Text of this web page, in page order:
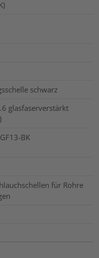
schwarz
glasfaserverstärkt
BK
für Rohre